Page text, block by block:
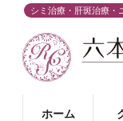
シミ治療・肝斑治療・
ホーム